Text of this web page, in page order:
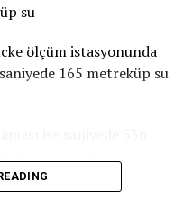
verilerine göre şu
çocuk parkı
yaklaşık iki ay
kirlilikte belirgin bir
su
ölçüm istasyonunda
165 metreküp su
seviyenin yaklaşık